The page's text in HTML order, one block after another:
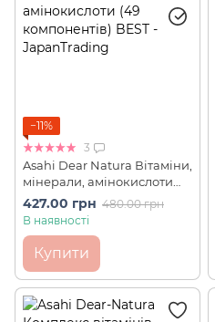
−11%
3
Asahi Dear Natura Вітаміни,
мінерали, амінокислоти
(49 компонентів) BEST 80
шт на 20 днів
427.00 грн 480.00 грн
В наявності
Купити